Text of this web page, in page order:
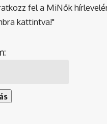
fel a MiNők
kattintva!"